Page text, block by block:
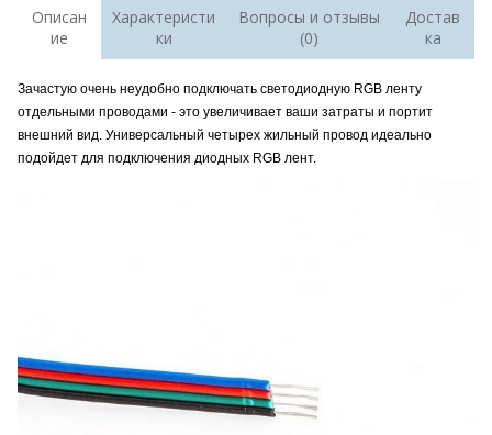
Описан
ие
Характеристи
ки
Вопросы и отзывы
(0)
Достав
ка
Зачастую очень неудобно подключать светодиодную RGB ленту
отдельными проводами - это увеличивает ваши затраты и портит
внешний вид. Универсальный четырех жильный провод идеально
подойдет для подключения диодных RGB лент.